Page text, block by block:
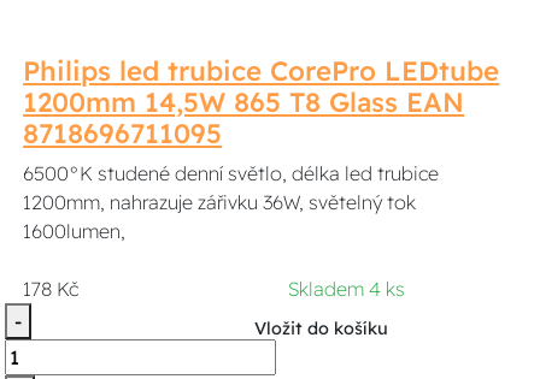
Philips led trubice CorePro LEDtube
1200mm 14,5W 865 T8 Glass EAN
8718696711095
6500°K studené denní světlo, délka led trubice
1200mm, nahrazuje zářivku 36W, světelný tok
1600lumen,
178 Kč
Skladem 4 ks
-
Vložit do košíku